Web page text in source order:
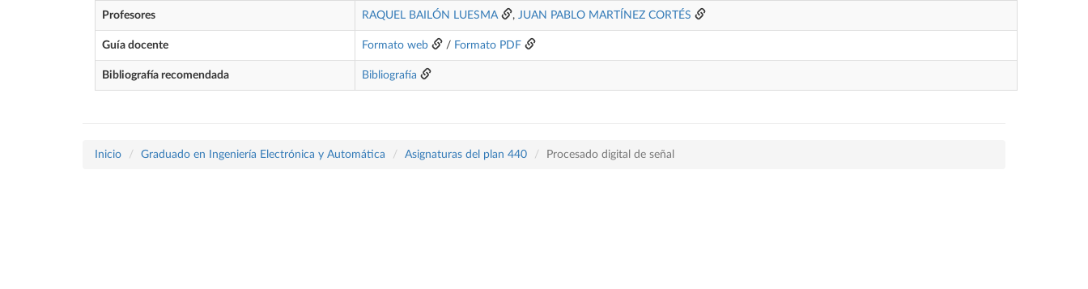
Profesores RAQUEL BAILÓN LUESMA , JUAN PABLO MARTÍNEZ CORTÉS
Guía docente Formato web / Formato PDF
Bibliografía recomendada Bibliografía
Inicio Graduado en Ingeniería Electrónica y Automática Asignaturas del plan 440 Procesado digital de señal